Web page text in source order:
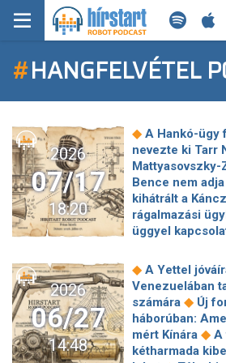
KEZDŐLAP
FRISS HÍREK
TECH HÍREK
FILM-ZENE-SZÓRAKOZÁS
PLAYLIST
MI AZ A ROBOT PODCAST?
#HANGFELVÉTEL
2026
07/17
18:20
◆ A Hankó-ügy
nevezte ki Tarr
Mattyasovszky-
Bence nem
kihátrált a
rágalmazási
üggyel
◆
Itt a vége:
rengeteg
ingyenes
realitása: van-e
nyugdíjra? ◆
2026
06/27
14:48
◆ A Yettel
Venezuelában
számára ◆ Új
háborúban:
mért Kínára ◆ A
kétharmada